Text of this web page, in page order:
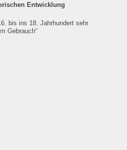
Entwicklung
bis ins 18. Jahrhundert sehr
Gebrauch“